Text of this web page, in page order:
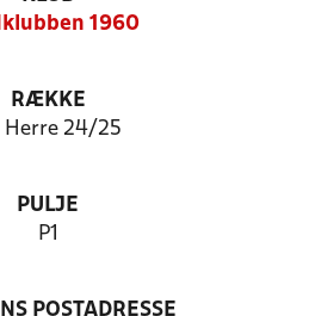
1960
RÆKKE
Herre 24/25
PULJE
P1
POSTADRESSE